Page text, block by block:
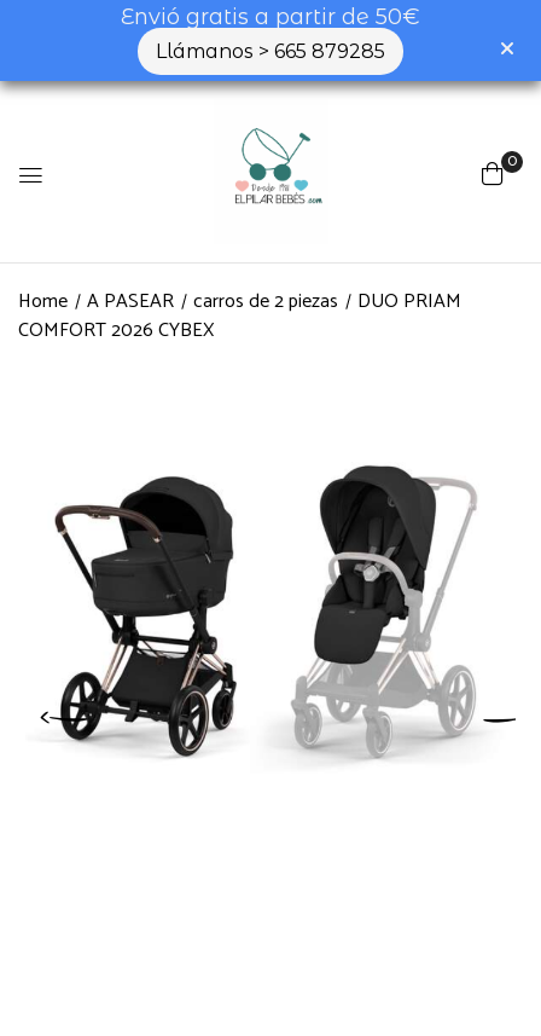
Envió gratis a partir de 50€
Llámanos > 665 879285
0
Home A PASEAR carros de 2 piezas
DUO PRIAM
COMFORT 2026 CYBEX